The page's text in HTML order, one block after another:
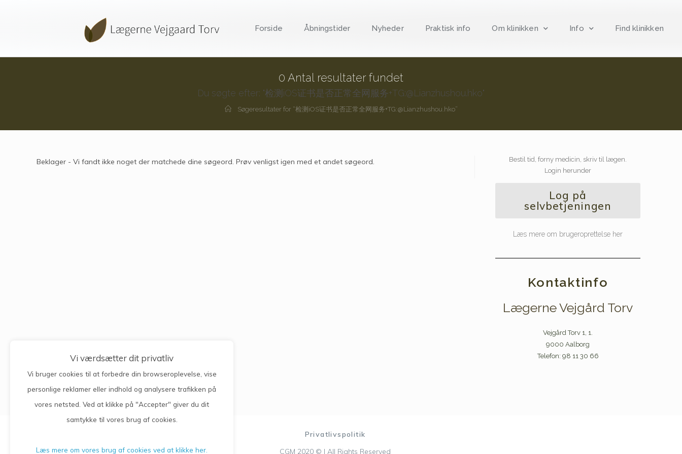
Forside Åbningstider Nyheder Praktisk info Om klinikken Info Find klinikken
0 Antal resultater fundet
Du søgte efter: "检测iOS证书是否正常全网服务+TG:@Lianzhushou.hko"
Søgeresultater for“检测iOS证书是否正常全网服务+TG:@Lianzhushou.hko”
Beklager - Vi fandt ikke noget der matchede dine søgeord. Prøv venligst igen med et andet søgeord.
Bestil tid, forny medicin, skriv til lægen.
Login herunder
Log på
selvbetjeningen
Læs mere om brugeroprettelse her
Kontaktinfo
Lægerne Vejgård Torv
Vejgård Torv 1, 1.
9000 Aalborg
Telefon: 98 11 30 66
Privatlivspolitik
CGM 2020 ©​ | All Rights Reserved
Vi værdsætter dit privatliv
Vi bruger cookies til at forbedre din browseroplevelse, vise
personlige reklamer eller indhold og analysere trafikken på
vores netsted. Ved at klikke på "Accepter" giver du dit
samtykke til vores brug af cookies.
Læs mere om vores brug af cookies ved at klikke her.